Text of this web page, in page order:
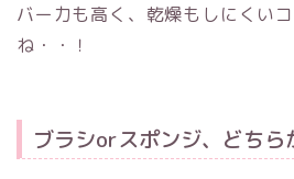
バー力も高く、乾燥もしにくい
ね・・！
ブラシorスポンジ、どちら